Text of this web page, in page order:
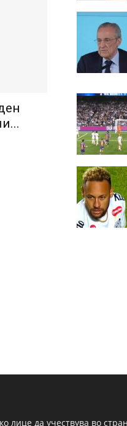
лице да учествува во